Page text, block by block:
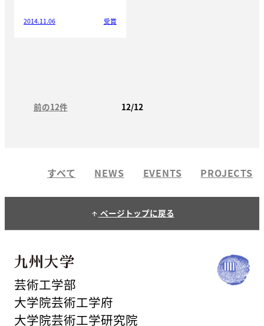
2014.11.06 受賞
前の12件 12/12
すべて NEWS EVENTS PROJECTS
arrow_upward ページトップに戻る
芸術工学部
大学院芸術工学府
大学院芸術工学研究院